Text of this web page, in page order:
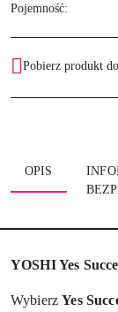
Pojemność:
Pobierz produkt
OPIS
YOSHI Yes
WybierzYes